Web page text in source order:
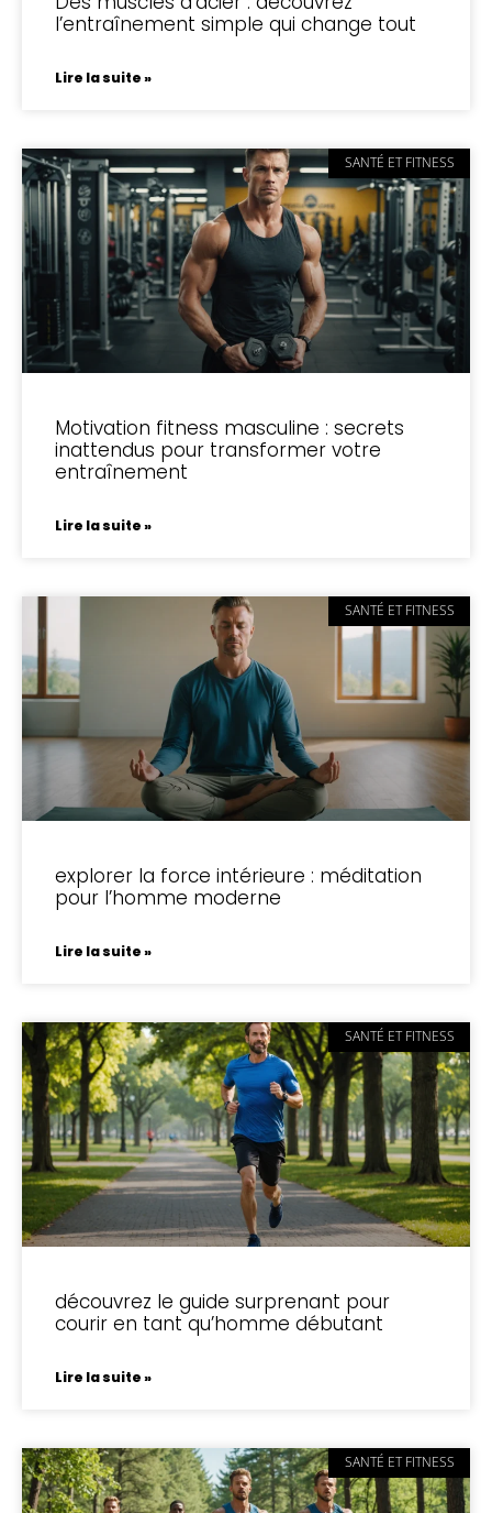
l’entraînement simple qui change tout
Lire la suite »
SANTÉ ET FITNESS
Motivation fitness masculine : secrets
inattendus pour transformer votre
entraînement
Lire la suite »
SANTÉ ET FITNESS
explorer la force intérieure : méditation
pour l’homme moderne
Lire la suite »
SANTÉ ET FITNESS
découvrez le guide surprenant pour
courir en tant qu’homme débutant
Lire la suite »
SANTÉ ET FITNESS